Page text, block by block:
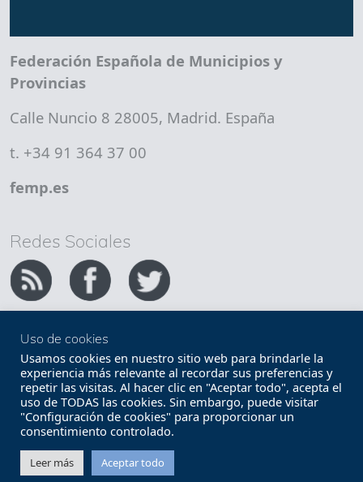
Federación Española de Municipios y
Provincias
Calle Nuncio 8 28005, Madrid. España
t. +34 91 364 37 00
femp.es
Redes Sociales
Copyright FEMP
Accesibilidad
Términos legales
Política de privacidad
Términos y condiciones de uso
Contacto
Uso de cookies
Usamos cookies en nuestro sitio web para brindarle la
experiencia más relevante al recordar sus preferencias y
repetir las visitas. Al hacer clic en "Aceptar todo", acepta el
uso de TODAS las cookies. Sin embargo, puede visitar
"Configuración de cookies" para proporcionar un
consentimiento controlado.
Leer más Aceptar todo